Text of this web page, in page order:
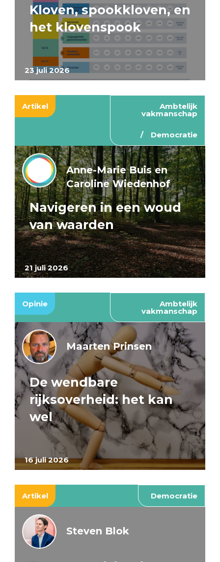
23 juli 2026
Kloven, spookkloven, en
het klovenspook
Artikel Ambtelijk
vakmanschap
Democratie
21 juli 2026
Anne-Marie Buis en
Caroline Wiedenhof
Navigeren in een woud
van waarden
Opinie Ambtelijk
vakmanschap
16 juli 2026
Maarten Prinsen
De wendbare
rijksoverheid: het kan
wel
Artikel Democratie
Steven Blok